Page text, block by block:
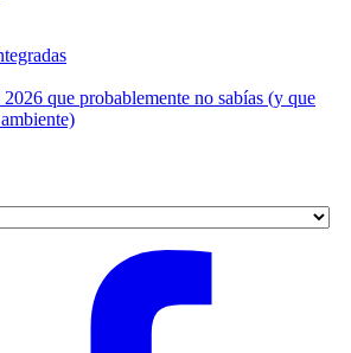
que probablemente no sabías (y que